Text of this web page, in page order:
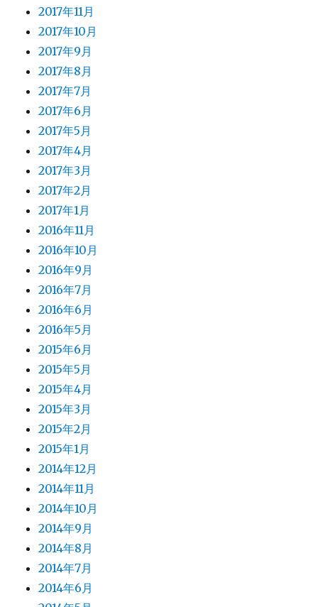
2017年11月
2017年10月
2017年9月
2017年8月
2017年7月
2017年6月
2017年5月
2017年4月
2017年3月
2017年2月
2017年1月
2016年11月
2016年10月
2016年9月
2016年7月
2016年6月
2016年5月
2015年6月
2015年5月
2015年4月
2015年3月
2015年2月
2015年1月
2014年12月
2014年11月
2014年10月
2014年9月
2014年8月
2014年7月
2014年6月